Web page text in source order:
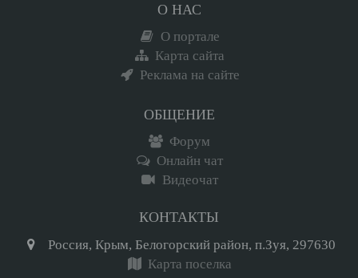
О НАС
О портале
Карта сайта
Реклама на сайте
ОБЩЕНИЕ
Форум
Онлайн чат
Видеочат
КОНТАКТЫ
Россия, Крым, Белогорский район, п.Зуя, 297630
Карта поселка